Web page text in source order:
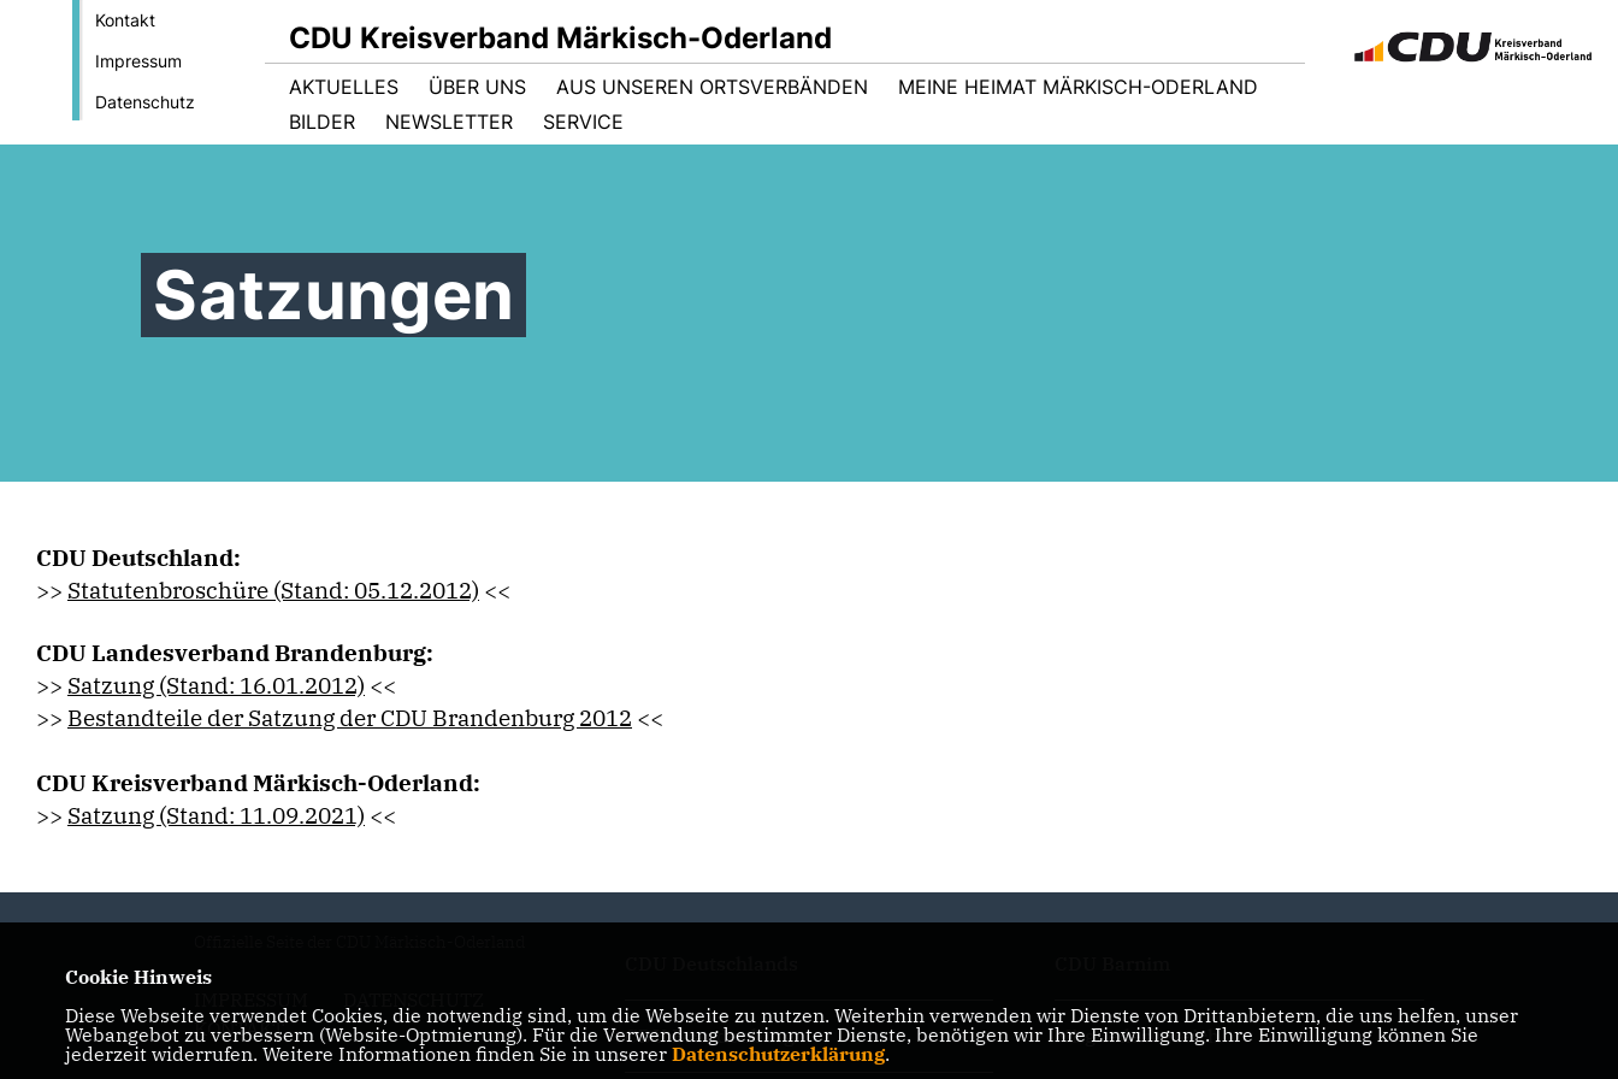
Kontakt
Impressum
Datenschutz
CDU Kreisverband Märkisch-Oderland
AKTUELLES ÜBER UNS AUS UNSEREN ORTSVERBÄNDEN
MEINE HEIMAT MÄRKISCH-ODERLAND
BILDER
NEWSLETTER SERVICE
Satzungen
CDU Deutschland:
>> Statutenbroschüre (Stand: 05.12.2012) <<
CDU Landesverband Brandenburg:
>> Satzung (Stand: 16.01.2012) <<
>> Bestandteile der Satzung der CDU Brandenburg 2012 <<
CDU Kreisverband Märkisch-Oderland:
>> Satzung (Stand: 11.09.2021) <<
KONTAKT
CDU Brandenburg Mitgliederbereich
Cookie Hinweis
Diese Webseite verwendet Cookies, die notwendig sind, um die Webseite zu nutzen. Weiterhin verwenden wir Dienste von Drittanbietern, die uns helfen, unser
Webangebot zu verbessern (Website-Optmierung). Für die Verwendung bestimmter Dienste, benötigen wir Ihre Einwilligung. Ihre Einwilligung können Sie
jederzeit widerrufen. Weitere Informationen finden Sie in unserer Datenschutzerklärung.